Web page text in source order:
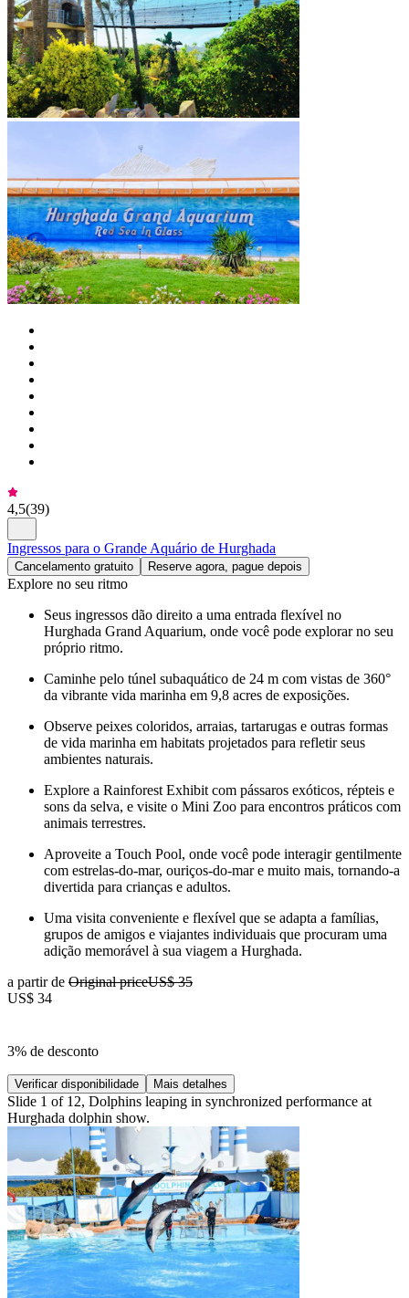
4,5(39)
Ingressos para o Grande Aquário de Hurghada
Cancelamento gratuito Reserve agora, pague depois
Explore no seu ritmo
Seus ingressos dão direito a uma entrada flexível no
Hurghada Grand Aquarium, onde você pode explorar no seu
próprio ritmo.
Caminhe pelo túnel subaquático de 24 m com vistas de 360°
da vibrante vida marinha em 9,8 acres de exposições.
Observe peixes coloridos, arraias, tartarugas e outras formas
de vida marinha em habitats projetados para refletir seus
ambientes naturais.
Explore a Rainforest Exhibit com pássaros exóticos, répteis e
sons da selva, e visite o Mini Zoo para encontros práticos com
animais terrestres.
Aproveite a Touch Pool, onde você pode interagir gentilmente
com estrelas-do-mar, ouriços-do-mar e muito mais, tornando-a
divertida para crianças e adultos.
Uma visita conveniente e flexível que se adapta a famílias,
grupos de amigos e viajantes individuais que procuram uma
adição memorável à sua viagem a Hurghada.
a partir de Original priceUS$ 35
US$ 34
3% de desconto
Verificar disponibilidade Mais detalhes
Slide 1 of 12, Dolphins leaping in synchronized performance at
Hurghada dolphin show.